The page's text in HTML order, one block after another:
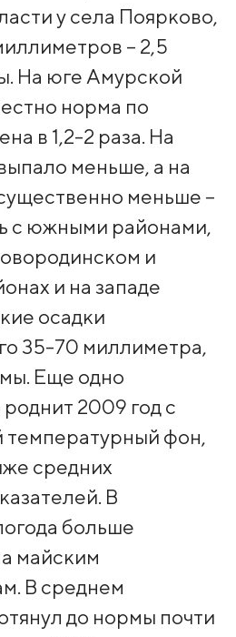
у села Поярково,
– 2,5
На юге Амурской
норма по
в 1,2-2 раза. На
меньше, а на
меньше –
с южными районами,
и
и на западе
осадки
35-70 миллиметра,
Еще одно
2009 год с
температурный фон,
средних
В
больше
майским
В среднем
до нормы почти